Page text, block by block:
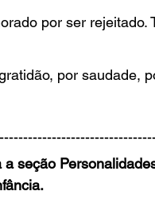
por ser rejeitado.
por saudade,
seção